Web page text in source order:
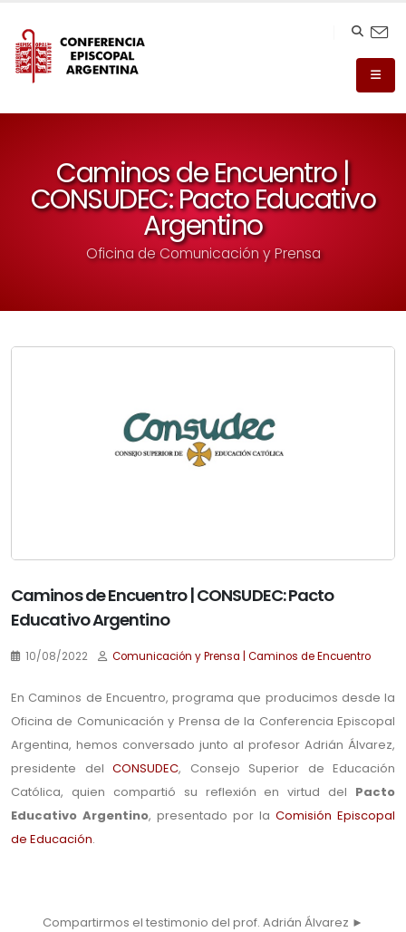
Caminos de Encuentro |
CONSUDEC: Pacto Educativo
Argentino
Oficina de Comunicación y Prensa
Caminos de Encuentro | CONSUDEC: Pacto
Educativo Argentino
10/08/2022 Comunicación y Prensa | Caminos de Encuentro
En Caminos de Encuentro, programa que producimos desde la
Oficina de Comunicación y Prensa de la Conferencia Episcopal
Argentina, hemos conversado junto al profesor Adrián Álvarez,
presidente del CONSUDEC, Consejo Superior de Educación
Católica, quien compartió su reflexión en virtud del Pacto
Educativo Argentino, presentado por la Comisión Episcopal
de Educación.
Compartirmos el testimonio del prof. Adrián Álvarez ►